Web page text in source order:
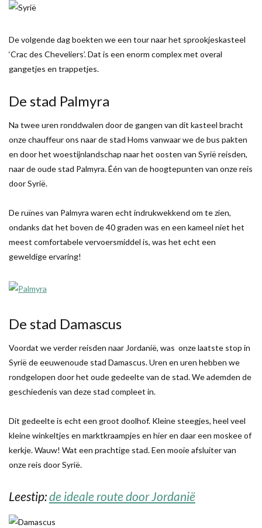
De volgende dag boekten we een tour naar het sprookjeskasteel
‘Crac des Cheveliers’. Dat is een enorm complex met overal
gangetjes en trappetjes.
De stad Palmyra
Na twee uren ronddwalen door de gangen van dit kasteel bracht
onze chauffeur ons naar de stad Homs vanwaar we de bus pakten
en door het woestijnlandschap naar het oosten van Syrië reisden,
naar de oude stad Palmyra. Één van de hoogtepunten van onze reis
door Syrië.
De ruïnes van Palmyra waren echt indrukwekkend om te zien,
ondanks dat het boven de 40 graden was en een kameel niet het
meest comfortabele vervoersmiddel is, was het echt een
geweldige ervaring!
De stad Damascus
Voordat we verder reisden naar Jordanië, was onze laatste stop in
Syrië de eeuwenoude stad Damascus. Uren en uren hebben we
rondgelopen door het oude gedeelte van de stad. We ademden de
geschiedenis van deze stad compleet in.
Dit gedeelte is echt een groot doolhof. Kleine steegjes, heel veel
kleine winkeltjes en marktkraampjes en hier en daar een moskee of
kerkje. Wauw! Wat een prachtige stad. Een mooie afsluiter van
onze reis door Syrië.
Leestip:de ideale route door Jordanië